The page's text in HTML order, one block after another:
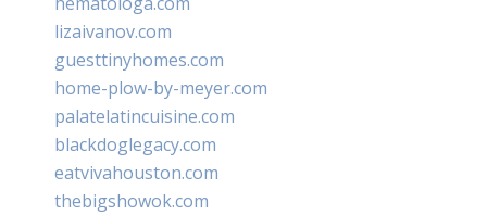
lizaivanov.com
guesttinyhomes.com
home-plow-by-meyer.com
palatelatincuisine.com
blackdoglegacy.com
eatvivahouston.com
thebigshowok.com